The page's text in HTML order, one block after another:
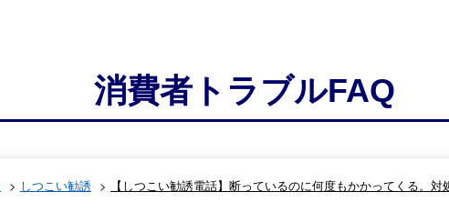
消費者トラブルFAQ
> しつこい勧誘 >
【しつこい勧誘電話】断っているのに何度もかかってくる。対